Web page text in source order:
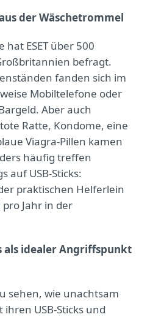
der Wäschetrommel
ESET über 500
befragt.
fanden sich im
Mobiltelefone oder
Aber auch
Ratte, Kondome, eine
Viagra-Pillen kamen
häufig treffen
auf USB-Sticks:
praktischen Helferlein
Jahr in der
als idealer Angriffspunkt
sehen, wie unachtsam
USB-Sticks und